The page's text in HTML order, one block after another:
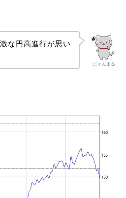
にゃんまる
な円高進行が思い